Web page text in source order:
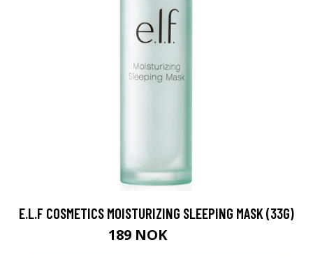
E.L.F COSMETICS MOISTURIZING SLEEPING MASK (33G)
189 NOK